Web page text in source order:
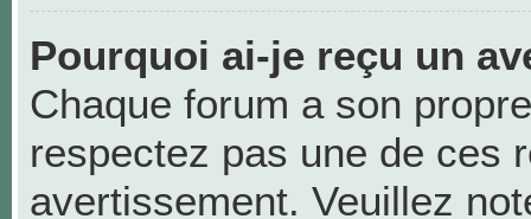
Pourquoi ai-je reçu un
Chaque forum a son
respectez pas une de ces
avertissement. Veuillez